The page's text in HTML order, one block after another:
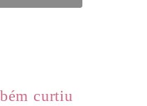
curtiu